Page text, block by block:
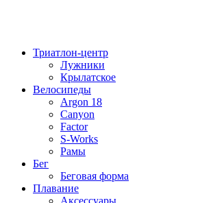
Триатлон-центр
Лужники
Крылатское
Велосипеды
Argon 18
Canyon
Factor
S-Works
Рамы
Бег
Беговая форма
Плавание
Аксессуары